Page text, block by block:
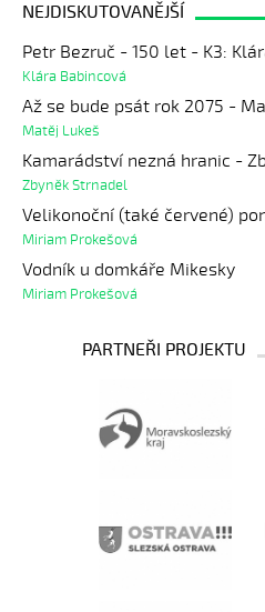
NEJDISKUTOVANĚJŠÍ
Petr Bezruč - 150 let - K3:
Klára Babincová
Až se bude psát rok 2075 -
Matěj Lukeš
Kamarádství nezná hranic -
Zbyněk Strnadel
Velikonoční (také červené)
Miriam Prokešová
Vodník u domkáře Mikesky
Miriam Prokešová
PARTNEŘI PROJEKTU